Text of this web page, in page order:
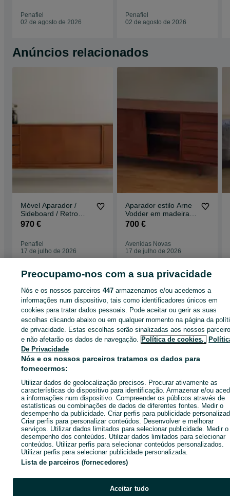
Penafiel
02 de agosto de 2026
Penafiel
02 de agosto de 2026
Anúncios relacionados
Móvel Aparador /
Sideboard / Retro
Vintage / Estilo
970 €
Penafiel
17 de julho de 2026
Aparador estilo Arne
Vodder em madeira
de manga
700 €
Avenidas Novas
17 de julho de 2026
Página principal Móveis, Casa e Jardim Móveis Aparadores e Consolas
Aparadores e Consolas - Porto Aparadores e Consolas - Penafiel
CATEGORIA
ID:543872495
Ligar / SMS Enviar mensagem
Preocupamo-nos com a sua privacidade
Nós e os nossos parceiros447 armazenamos e/ou acedemos a
informações num dispositivo, tais como identificadores únicos em
cookies para tratar dados pessoais. Pode aceitar ou gerir as suas
escolhas clicando abaixo ou em qualquer momento na página da
de privacidade. Estas escolhas serão sinalizadas aos nossos
e não afetarão os dados de navegação. Política de cookies,
De Privacidade
Nós e os nossos parceiros tratamos os dados para
fornecermos:
Utilizar dados de geolocalização precisos. Procurar ativamente as
características do dispositivo para identificação. Armazenar e/ou
a informações num dispositivo. Compreender os públicos através de
estatísticas ou combinações de dados de diferentes fontes. Medir o
desempenho da publicidade. Criar perfis para publicidade
Criar perfis para personalizar conteúdos. Desenvolver e melhorar
serviços. Utilizar dados limitados para selecionar publicidade. Medir o
desempenho dos conteúdos. Utilizar dados limitados para selecionar
conteúdos. Utilizar perfis para selecionar conteúdos personalizados.
Utilizar perfis para selecionar publicidade personalizada.
Lista de parceiros (fornecedores)
Aceitar tudo